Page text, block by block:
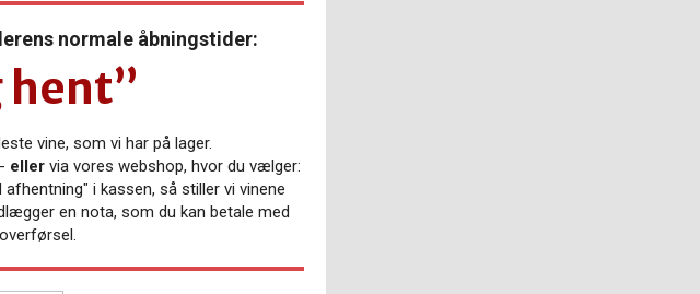
normale åbningstider:
hent”
vine, som vi har på lager.
- eller via vores webshop, hvor du vælger:
i kassen, så stiller vi vinene
en nota, som du kan betale med